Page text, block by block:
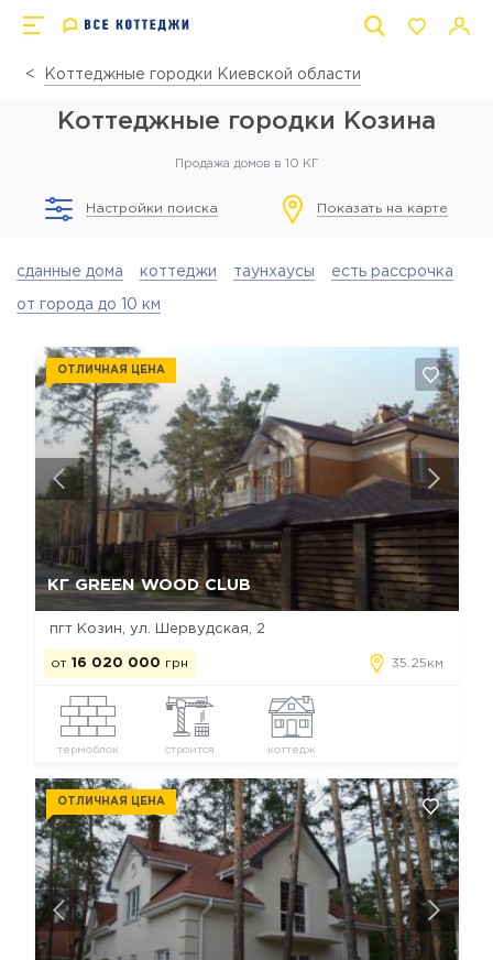
Коттеджные городки Киевской области
Коттеджные городки Козина
Продажа домов в 10 КГ
Настройки поиска Показать на карте
сданные дома коттеджи таунхаусы есть рассрочка
от города до 10 км
КГ GREEN WOOD CLUB
ОТЛИЧНАЯ ЦЕНА
пгт Козин, ул. Шервудская, 2
от 16 020 000 грн 35.25км
термоблок строится коттедж
Отмена
ОТЛИЧНАЯ ЦЕНА